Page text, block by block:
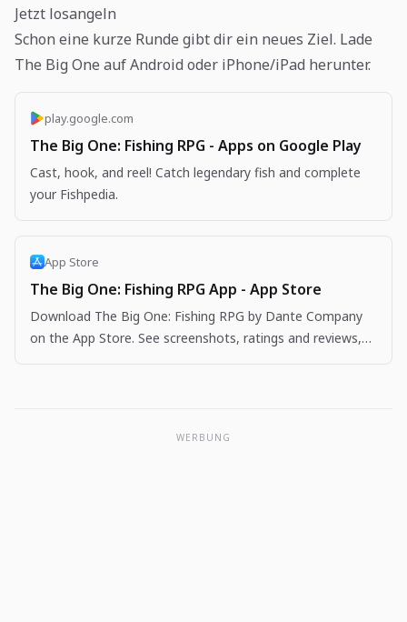
Jetzt losangeln
Schon eine kurze Runde gibt dir ein neues Ziel. Lade
The Big One auf Android oder iPhone/iPad herunter.
play.google.com
The Big One: Fishing RPG - Apps on Google Play
Cast, hook, and reel! Catch legendary fish and complete
your Fishpedia.
App Store
The Big One: Fishing RPG App - App Store
Download The Big One: Fishing RPG by Dante Company
on the App Store. See screenshots, ratings and reviews,
WERBUNG